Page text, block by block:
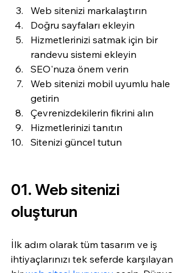
Web sitenizi markalaştırın
Doğru sayfaları ekleyin
Hizmetlerinizi satmak için bir
randevu sistemi ekleyin
SEO'nuza önem verin
Web sitenizi mobil uyumlu hale
getirin
Çevrenizdekilerin fikrini alın
Hizmetlerinizi tanıtın
Sitenizi güncel tutun
01. Web sitenizi
oluşturun
İlk adım olarak tüm tasarım ve iş
ihtiyaçlarınızı tek seferde karşılayan